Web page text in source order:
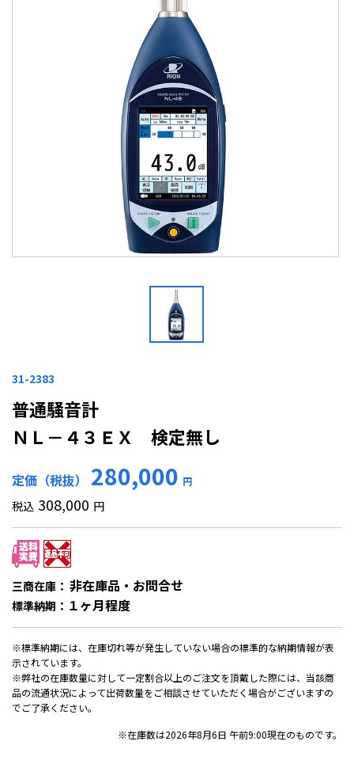
31-2383
普通騒音計
ＮＬ－４３ＥＸ 検定無し
定価（税抜） 280,000 円
税込 308,000 円
三商在庫： 非在庫品・お問合せ
標準納期： １ヶ月程度
※標準納期には、在庫切れ等が発生していない場合の標準的な納期情報が表
示されています。
※弊社の在庫数量に対して一定割合以上のご注文を頂戴した際には、当該商
品の流通状況によって出荷数量をご相談させていただく場合がございますの
でご了承ください。
※在庫数は2026年8月6日 午前9:00現在のものです。